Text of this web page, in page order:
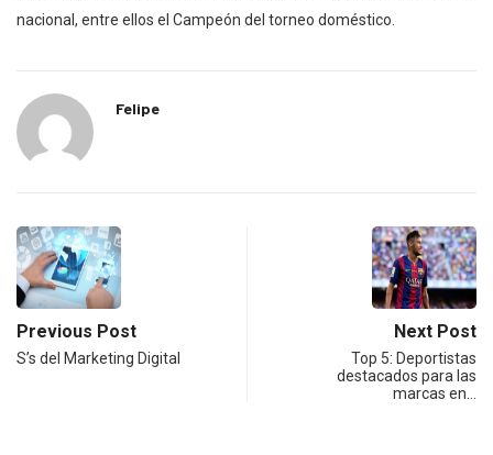
nacional, entre ellos el Campeón del torneo doméstico.
Felipe
Previous Post
S’s del Marketing Digital
Next Post
Top 5: Deportistas
destacados para las
marcas en…